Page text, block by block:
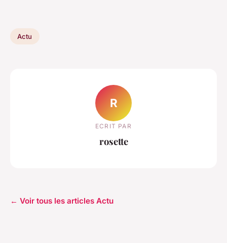
Actu
R
ECRIT PAR
rosette
← Voir tous les articles Actu